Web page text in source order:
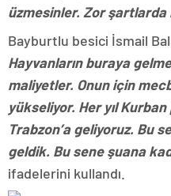
üzmesinler. Zor şartlarda
Bayburtlu besici İsmail
Hayvanların buraya
maliyetler. Onun için
yükseliyor. Her yıl
Trabzon’a geliyoruz. Bu
geldik. Bu sene şuana
ifadelerini kullandı.